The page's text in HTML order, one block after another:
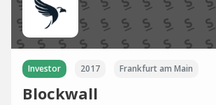
Investor 2017 Frankfurt am Main
Blockwall